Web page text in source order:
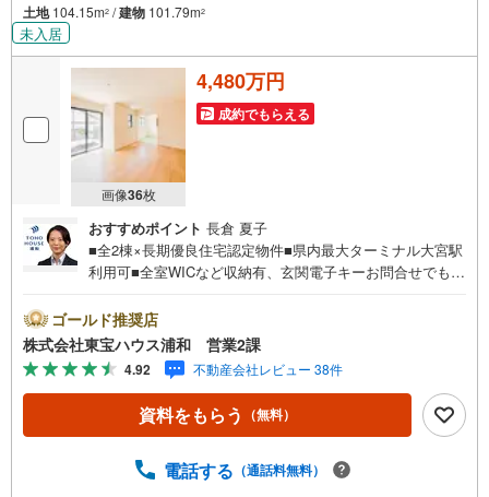
土地104.15m2 /建物 101.79m2
未入居
画像36枚
4,480万円
成約でもらえる
おすすめポイント 長倉 夏子
■全2棟×長期優良住宅認定物件■県内最大ターミナル大宮駅
利用可■全室WICなど収納有、玄関電子キーお問合せでもれ
0（年中無休）こちらの時間帯はお電話でのお問い合わせが
スムーズにご案内できますぜひお気軽にご連絡下さい！東
宝ハウスライフソリューションズグループ 東宝ハウス浦
和 特別提携金利〔一例〕東宝ハウス浦和の住宅ローン■変
動金利全期間引下げプラン⇒住宅ローン金利優遇割の最大
適用《0.89％》と某信用金庫金利1.275％の比較借入金4000
実行分まで（審査・要件があります）◇TOHO HOUSE CL
ゴールド推奨店
株式会社東宝ハウス浦和 営業2課
4.92 不動産会社レビュー 38件
資料をもらう （無料）
電話する （通話料無料）